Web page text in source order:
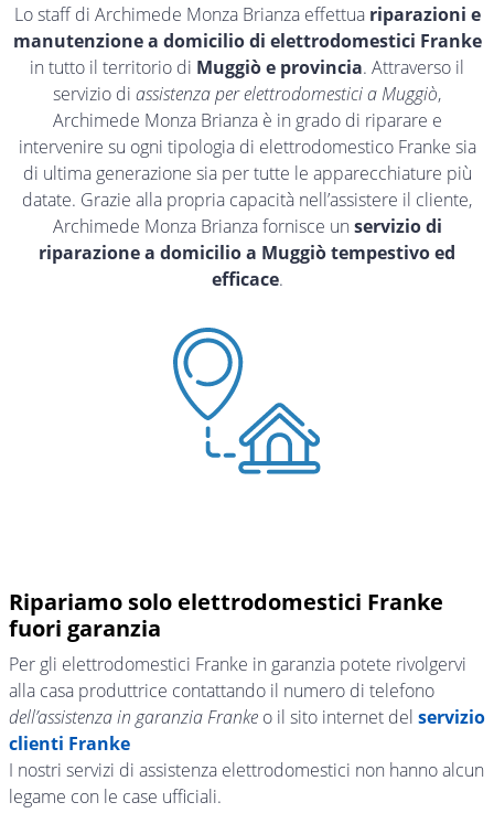
Lo staff di Archimede Monza Brianza effettua riparazioni e
manutenzione a domicilio di elettrodomestici Franke
in tutto il territorio di Muggiò e provincia. Attraverso il
servizio di assistenza per elettrodomestici a Muggiò,
Archimede Monza Brianza è in grado di riparare e
intervenire su ogni tipologia di elettrodomestico Franke sia
di ultima generazione sia per tutte le apparecchiature più
datate. Grazie alla propria capacità nell’assistere il cliente,
Archimede Monza Brianza fornisce un servizio di
riparazione a domicilio a Muggiò tempestivo ed
efficace.
Ripariamo solo elettrodomestici Franke
fuori garanzia
Per gli elettrodomestici Franke in garanzia potete rivolgervi
alla casa produttrice contattando il numero di telefono
dell’assistenza in garanzia Franke o il sito internet del servizio
clienti Franke
I nostri servizi di assistenza elettrodomestici non hanno alcun
legame con le case ufficiali.